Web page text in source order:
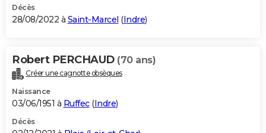
Décès
28/08/2022 à Saint-Marcel (Indre)
Robert PERCHAUD (70 ans)
Créer une cagnotte obsèques
Naissance
03/06/1951 à Ruffec(Indre)
Décès